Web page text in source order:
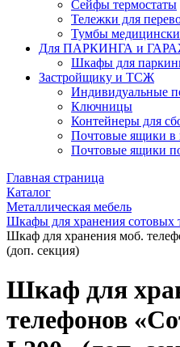
Сейфы термостаты
Тележки для
Тумбы
Для ПАРКИНГА и
Шкафы для
Застройщику и ТСЖ
Индивидуальные
Ключницы
Контейнеры для
Почтовые ящики в
Почтовые ящики
Главная страница
Каталог
Металлическая мебель
Шкафы для хранения сотовых
Шкаф для хранения моб.
(доп. секция)
Шкаф для
телефонов